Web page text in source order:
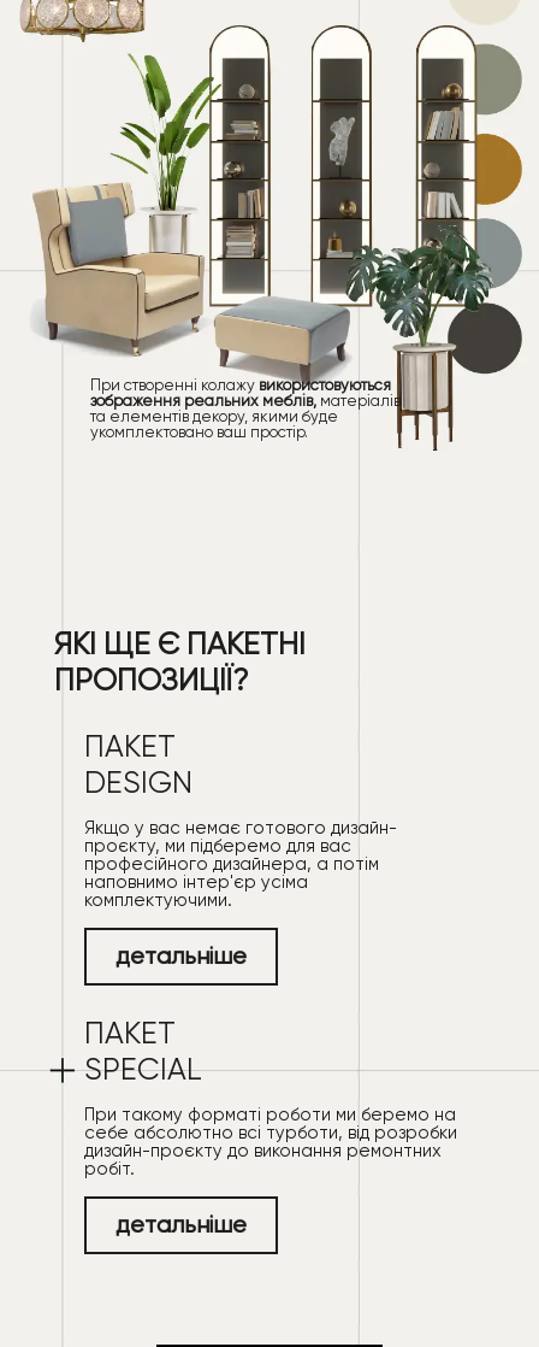
При створенні колажу використовуються
зображення реальних меблів, матеріалів
та елементів декору, якими буде
укомплектовано ваш простір.
ЯКІ ЩЕ Є ПАКЕТНІ
ПРОПОЗИЦІЇ?
ПАКЕТ
DESIGN
Якщо у вас немає готового дизайн-
проєкту, ми підберемо для вас
професійного дизайнера, а потім
наповнимо інтер'єр усіма
комплектуючими.
детальніше
ПАКЕТ
SPECIAL
При такому форматі роботи ми беремо на
себе абсолютно всі турботи, від розробки
дизайн-проєкту до виконання ремонтних
робіт.
детальніше